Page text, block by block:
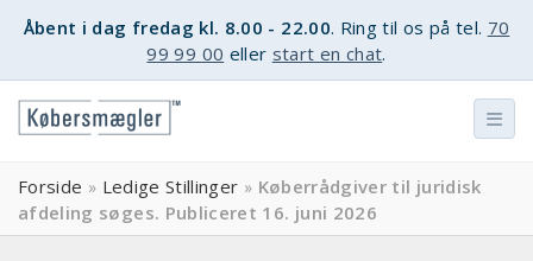
Åbent i dag fredag kl. 8.00 - 22.00. Ring til os på tel. 70
99 99 00 eller start en chat.
Forside » Ledige Stillinger » Køberrådgiver til juridisk
afdeling søges. Publiceret 16. juni 2026